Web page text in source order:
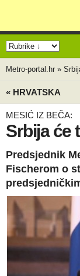
Metro-portal.hr »
« HRVATSKA
MESIĆ IZ BEČA:
Srbija će
Predsjednik
Fischerom o